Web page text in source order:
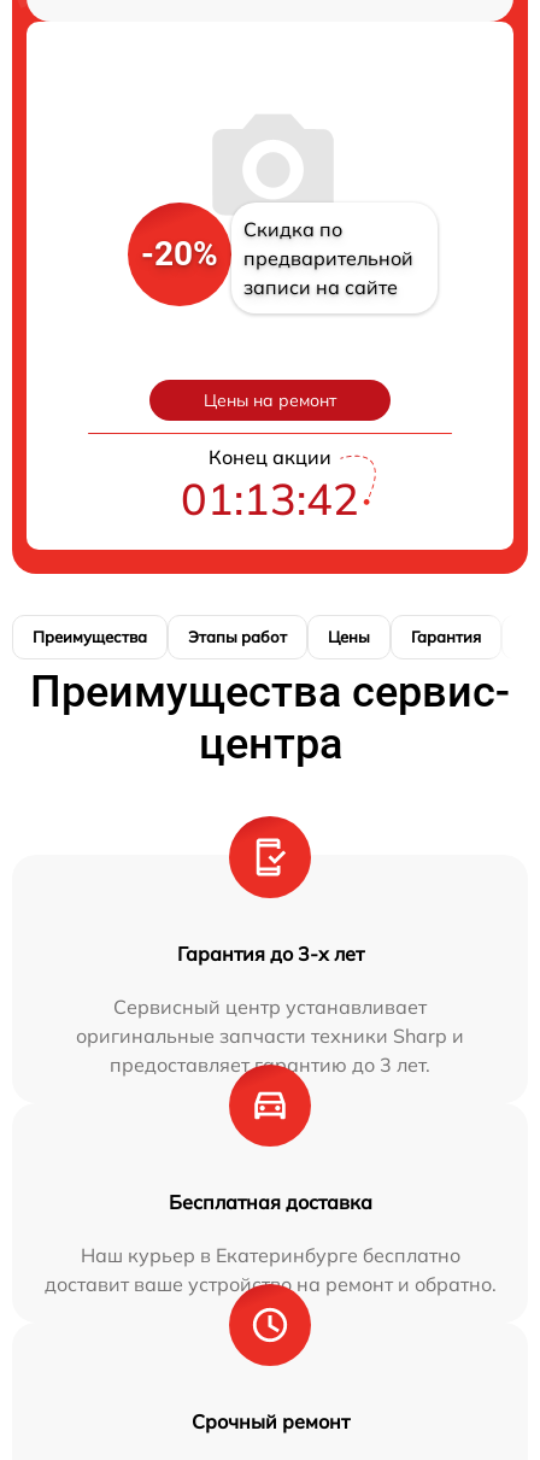
-20%
Скидка по
предварительной
записи на сайте
Цены на ремонт
Конец акции
01:13:41
Преимущества Этапы работ Цены Гарантия
Преимущества сервис-
центра
Гарантия до 3-х лет
Сервисный центр устанавливает
оригинальные запчасти техники Sharp и
предоставляет гарантию до 3 лет.
Бесплатная доставка
Наш курьер в Екатеринбурге бесплатно
доставит ваше устройство на ремонт и обратно.
Срочный ремонт